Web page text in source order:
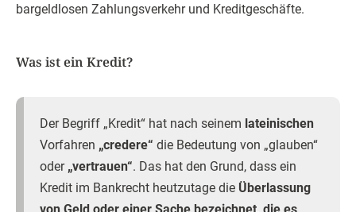
bargeldlosen Zahlungsverkehr und Kreditgeschäfte.
Was ist ein Kredit?
Der Begriff „Kredit“ hat nach seinem lateinischen
Vorfahren „credere“ die Bedeutung von „glauben“
oder „vertrauen“. Das hat den Grund, dass ein
Kredit im Bankrecht heutzutage die Überlassung
von Geld oder einer Sache bezeichnet, die es